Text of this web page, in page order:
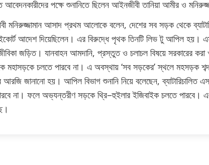
পক্ষে শুনানিতে ছিলেন আইনজীবী তানিয়া আমীর ও
মনিরুজ্জামান আসাদ প্রথম আলোকে বলেন, দেশের সব সড়ক থেকে
আদেশ দিয়েছিলেন। এর বিরুদ্ধে পৃথক তিনটি লিভ টু আপিল হয়।
জড়িত। যানবাহন আমদানি, প্রস্তুত ও চলাচল বিষয়ে সরকারের করা
মহাসড়কে চলতে পারবে না। এ অবস্থায় ‘সব সড়কের’ স্থলে মহসড়ক
জানানো হয়। আপিল বিভাগ শুনানি নিয়ে বলেছেন, ব্যাটারিচালিত
না। ফলে অভ্যন্তরীণ সড়কে থ্রি–হুইলার ইজিবাইক চলতে পারবে।